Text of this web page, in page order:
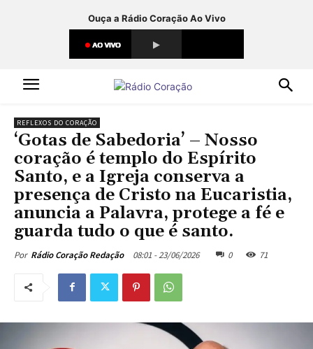
Ouça a Rádio Coração Ao Vivo
REFLEXOS DO CORAÇÃO
‘Gotas de Sabedoria’ – Nosso
coração é templo do Espírito
Santo, e a Igreja conserva a
presença de Cristo na Eucaristia,
anuncia a Palavra, protege a fé e
guarda tudo o que é santo.
Por Rádio Coração Redação 08:01 - 23/06/2026 0 71